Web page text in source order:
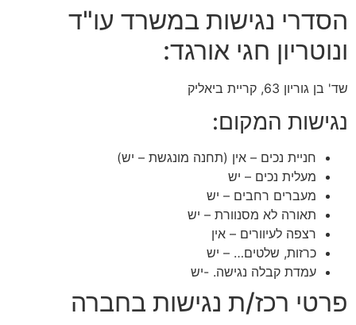
הסדרי נגישות במשרד עו"ד
ונוטריון חגי אורגד:
שד' בן גוריון 63, קריית ביאליק
נגישות המקום:
חניית נכים – אין (תחנה מונגשת – יש)
מעלית נכים – יש
מעברים רחבים – יש
תאורה לא מסנוורת – יש
רצפה לעיוורים – אין
כרזות, שלטים… – יש
עמדת קבלה נגישה. -יש
פרטי רכז/ת נגישות בחברה